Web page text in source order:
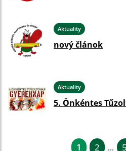
Aktuality
nový článok
Aktuality
5. Önkéntes
1 2 ...